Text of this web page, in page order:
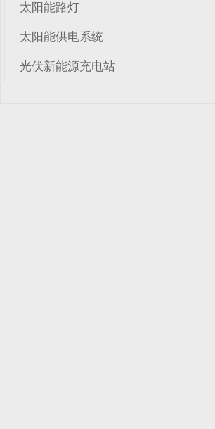
太阳能路灯
太阳能供电系统
光伏新能源充电站